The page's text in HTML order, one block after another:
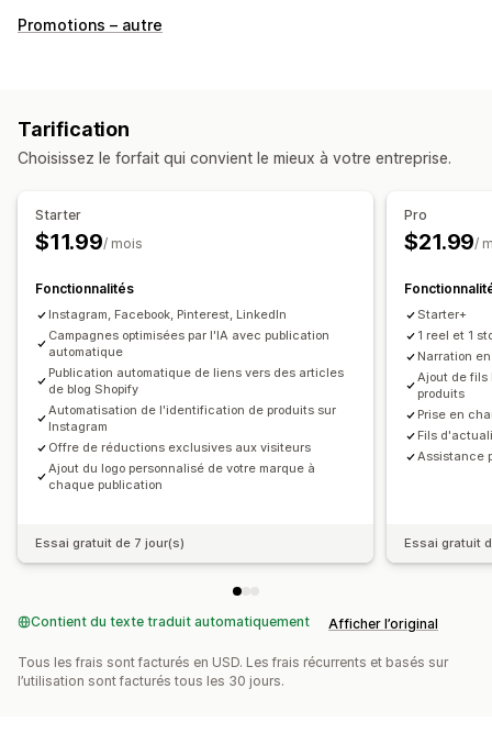
Gestion des vidéos
Personnalisation
Lecteur vidéo
Vidéos intégrées
Promotions – autre
Tarification
Choisissez le forfait qui convient le mieux à votre entreprise.
Starter
$11.99/ mois
Fonctionnalités
Instagram, Facebook, Pinterest, LinkedIn
Campagnes optimisées par l'IA avec publication
automatique
Publication automatique de liens vers des articles
de blog Shopify
Automatisation de l'identification de produits sur
Instagram
Offre de réductions exclusives aux visiteurs
Ajout du logo personnalisé de votre marque à
chaque publication
Essai gratuit de 7 jour(s)
Pro
$21.99/
Starter+
1 reel et 1
Narration
Ajout de
produits
Prise en
Fils
Assistance
Essai gratuit
Contient du texte traduit automatiquement Afficher l’original
Tous les frais sont facturés en USD. Les frais récurrents et basés sur
l’utilisation sont facturés tous les 30 jours.